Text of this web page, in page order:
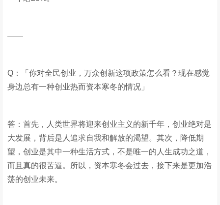
——
Q：「你对全民创业，万众创新这项政策怎么看？现在感觉
身边总有一种创业热而资本寒冬的情况」
答：首先，人类世界将迎来创业主义的新千年，创业绝对是
大发展，背后是人追求自我和解放的渴望。其次，降低期
望，创业是其中一种生活方式，不是唯一的人生成功之道，
而且真的很苦逼。所以，资本寒冬会过去，接下来是更加浩
荡的创业未来。